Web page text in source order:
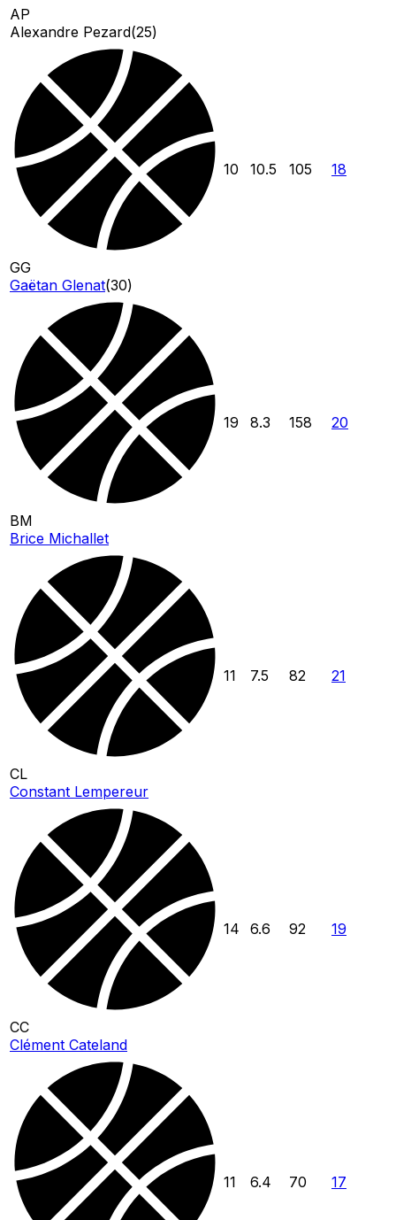
AP
Alexandre Pezard(25)
GG
Gaëtan Glenat(30)
10 10.5 105 18
BM
Brice Michallet
19 8.3 158 20
CL
Constant Lempereur
11 7.5 82 21
CC
Clément Cateland
14 6.6 92 19
11 6.4 70 17